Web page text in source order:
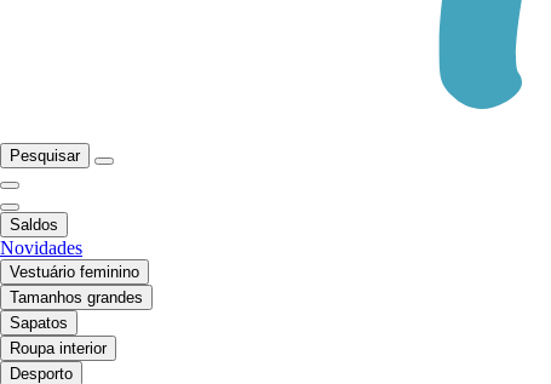
Pesquisar
Saldos
Novidades
Vestuário feminino
Tamanhos grandes
Sapatos
Roupa interior
Desporto